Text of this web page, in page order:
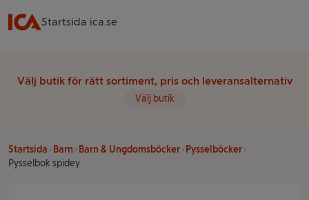
Startsida ica.se
Välj butik för rätt sortiment, pris och leveransalternativ
Välj butik
Startsida Barn Barn & Ungdomsböcker
Pysselböcker
Pysselbok spidey